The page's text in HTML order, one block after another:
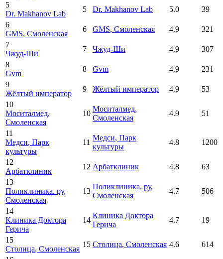
5
Dr. Makhanov Lab
5 Dr. Makhanov Lab 5.0
39
6
GMS, Смоленская
6 GMS, Смоленская 4.9
321
7
Чжуд-Ши
7 Чжуд-Ши 4.9
307
8
Gvm
8 Gvm 4.9
231
9
Жёлтый император
9 Жёлтый император 4.9
53
10
Моситалмед,
Смоленская
10
Моситалмед,
Смоленская
4.9 51
11
Медси, Парк
культуры
11
Медси, Парк
культуры
4.8 1200
12
Арбатклиник
12 Арбатклиник 4.8
63
13
Поликлиника. ру,
Смоленская
13
Поликлиника. ру,
Смоленская
4.7 506
14
Клиника Доктора
Герича
14
Клиника Доктора
Герича
4.7 19
15
Столица, Смоленская
15 Столица, Смоленская 4.6
614